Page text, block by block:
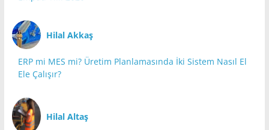
Hilal Akkaş
ERP mi MES mi? Üretim Planlamasında İki Sistem Nasıl El
Ele Çalışır?
Hilal Altaş